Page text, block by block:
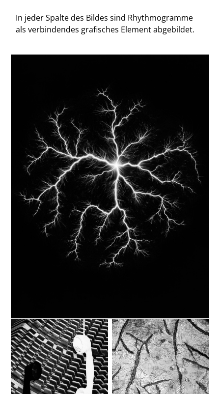
In jeder Spalte des Bildes sind Rhythmogramme
als verbindendes grafisches Element abgebildet.